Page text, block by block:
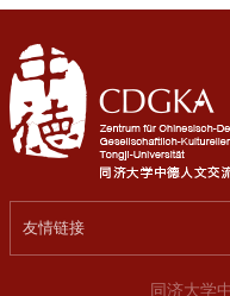
友情链接
同济大学